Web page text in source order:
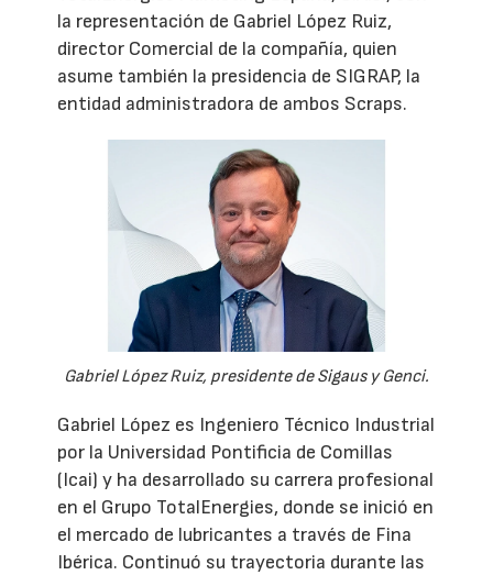
la representación de Gabriel López Ruiz,
director Comercial de la compañía, quien
asume también la presidencia de SIGRAP, la
entidad administradora de ambos Scraps.
Gabriel López Ruiz, presidente de Sigaus y Genci.
Gabriel López es Ingeniero Técnico Industrial
por la Universidad Pontificia de Comillas
(Icai) y ha desarrollado su carrera profesional
en el Grupo TotalEnergies, donde se inició en
el mercado de lubricantes a través de Fina
Ibérica. Continuó su trayectoria durante las